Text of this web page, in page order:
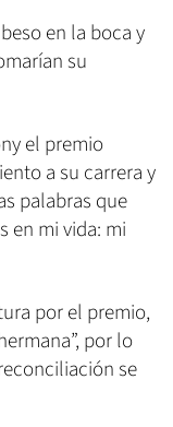
en la boca y
su
el premio
a su carrera y
palabras que
en mi vida: mi
por el premio,
por lo
se